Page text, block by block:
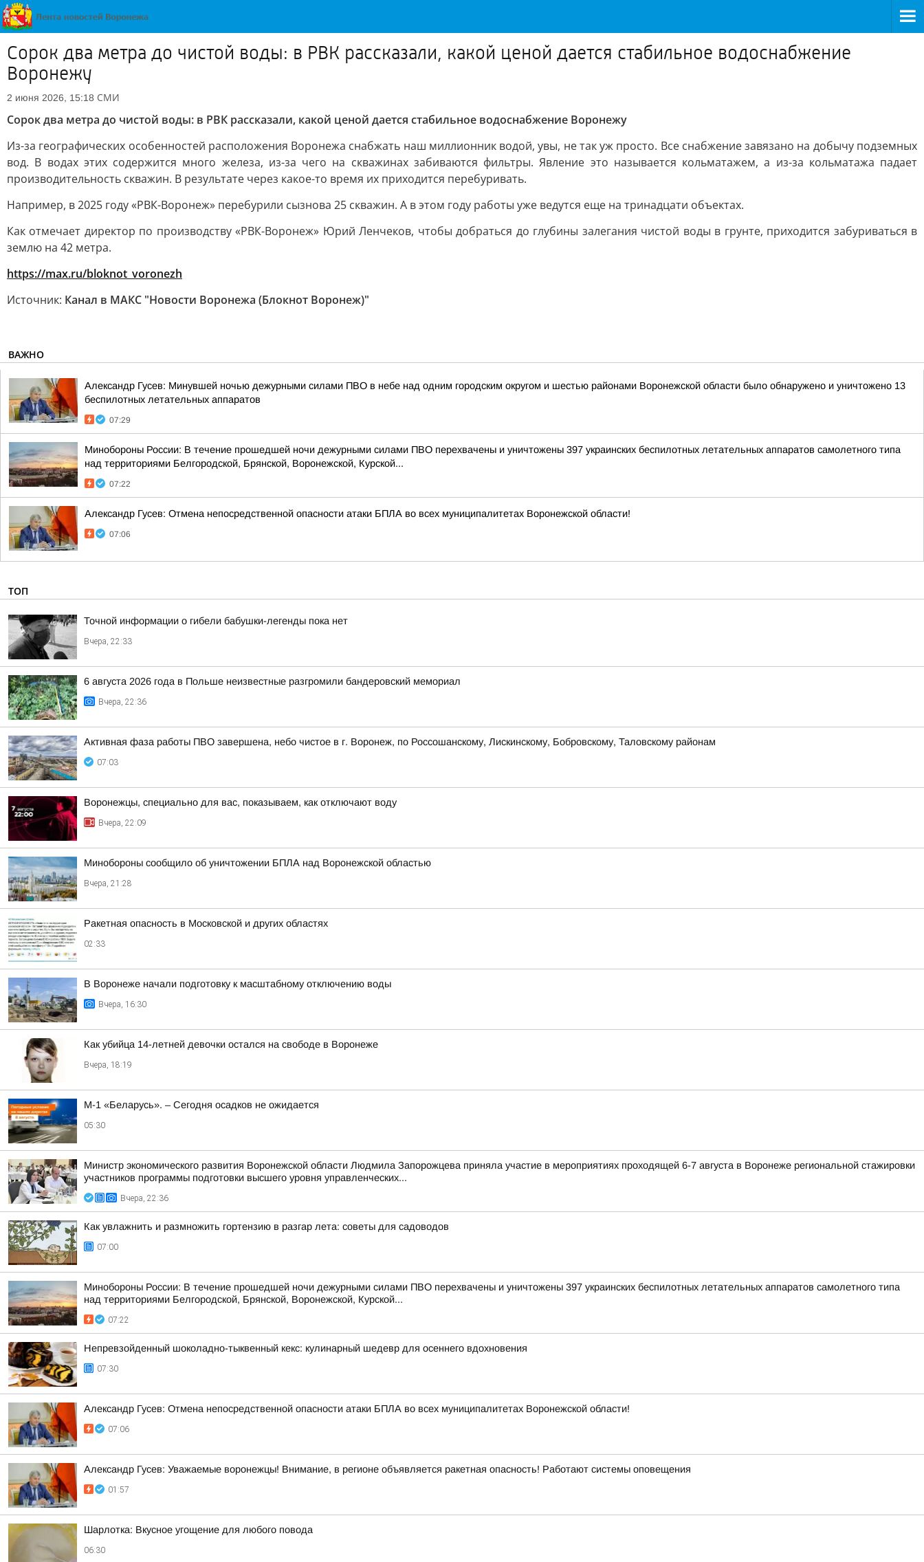
Сорок два метра до чистой воды: в РВК рассказали, какой ценой дается стабильное водоснабжение
Воронежу
2 июня 2026, 15:18 СМИ
Сорок два метра до чистой воды: в РВК рассказали, какой ценой дается стабильное водоснабжение Воронежу
Из-за географических особенностей расположения Воронежа снабжать наш миллионник водой, увы, не так уж просто. Все снабжение завязано на добычу подземных
вод. В водах этих содержится много железа, из-за чего на скважинах забиваются фильтры. Явление это называется кольматажем, а из-за кольматажа падает
производительность скважин. В результате через какое-то время их приходится перебуривать.
Например, в 2025 году «РВК-Воронеж» перебурили сызнова 25 скважин. А в этом году работы уже ведутся еще на тринадцати объектах.
Как отмечает директор по производству «РВК-Воронеж» Юрий Ленчеков, чтобы добраться до глубины залегания чистой воды в грунте, приходится забуриваться в
землю на 42 метра.
https://max.ru/bloknot_voronezh
Источник: Канал в МАКС "Новости Воронежа (Блокнот Воронеж)"
ВАЖНО
Александр Гусев: Минувшей ночью дежурными силами ПВО в небе над одним городским округом и шестью районами Воронежской области было обнаружено и уничтожено 13
беспилотных летательных аппаратов
07:29
Минобороны России: В течение прошедшей ночи дежурными силами ПВО перехвачены и уничтожены 397 украинских беспилотных летательных аппаратов самолетного типа
над территориями Белгородской, Брянской, Воронежской, Курской...
07:22
Александр Гусев: Отмена непосредственной опасности атаки БПЛА во всех муниципалитетах Воронежской области!
07:06
ТОП
Точной информации о гибели бабушки-легенды пока нет
Вчера, 22:33
6 августа 2026 года в Польше неизвестные разгромили бандеровский мемориал
Вчера, 22:36
Активная фаза работы ПВО завершена, небо чистое в г. Воронеж, по Россошанскому, Лискинскому, Бобровскому, Таловскому районам
07:03
Воронежцы, специально для вас, показываем, как отключают воду
Вчера, 22:09
Минобороны сообщило об уничтожении БПЛА над Воронежской областью
Вчера, 21:28
Ракетная опасность в Московской и других областях
02:33
В Воронеже начали подготовку к масштабному отключению воды
Вчера, 16:30
Как убийца 14-летней девочки остался на свободе в Воронеже
Вчера, 18:19
М-1 «Беларусь». – Сегодня осадков не ожидается
05:30
Министр экономического развития Воронежской области Людмила Запорожцева приняла участие в мероприятиях проходящей 6-7 августа в Воронеже региональной стажировки
участников программы подготовки высшего уровня управленческих...
Вчера, 22:36
Как увлажнить и размножить гортензию в разгар лета: советы для садоводов
07:00
Минобороны России: В течение прошедшей ночи дежурными силами ПВО перехвачены и уничтожены 397 украинских беспилотных летательных аппаратов самолетного типа
над территориями Белгородской, Брянской, Воронежской, Курской...
07:22
Непревзойденный шоколадно-тыквенный кекс: кулинарный шедевр для осеннего вдохновения
07:30
Александр Гусев: Отмена непосредственной опасности атаки БПЛА во всех муниципалитетах Воронежской области!
07:06
Александр Гусев: Уважаемые воронежцы! Внимание, в регионе объявляется ракетная опасность! Работают системы оповещения
01:57
Шарлотка: Вкусное угощение для любого повода
06:30